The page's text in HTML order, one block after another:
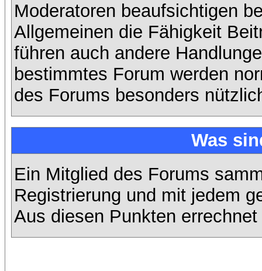
Moderatoren beaufsichtigen
Allgemeinen die Fähigkeit
führen auch andere
bestimmtes Forum werden
des Forums besonders
Was
Ein Mitglied des Forums
Registrierung und mit jedem
Aus diesen Punkten